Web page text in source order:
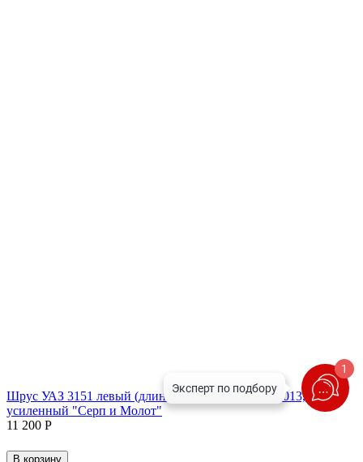
Шрус УАЗ 3151 левый (длинный) мост Тимкен (1013,7 мм)
усиленный "Серп и Молот"
11 200 Р
В корзину
1